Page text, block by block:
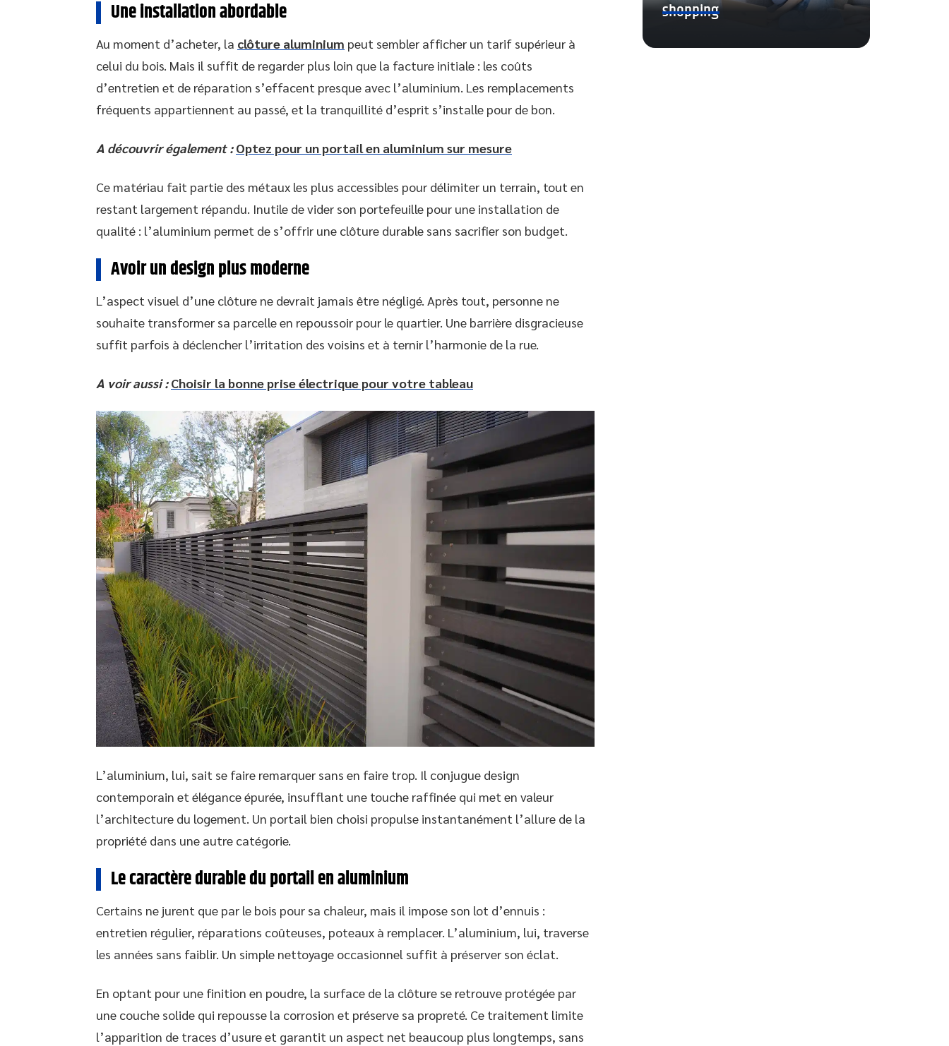
Une installation abordable
Au moment d’acheter, la clôture aluminium peut sembler afficher un tarif supérieur à
celui du bois. Mais il suffit de regarder plus loin que la facture initiale : les coûts
d’entretien et de réparation s’effacent presque avec l’aluminium. Les remplacements
fréquents appartiennent au passé, et la tranquillité d’esprit s’installe pour de bon.
A découvrir également : Optez pour un portail en aluminium sur mesure
Ce matériau fait partie des métaux les plus accessibles pour délimiter un terrain, tout en
restant largement répandu. Inutile de vider son portefeuille pour une installation de
qualité : l’aluminium permet de s’offrir une clôture durable sans sacrifier son budget.
Avoir un design plus moderne
L’aspect visuel d’une clôture ne devrait jamais être négligé. Après tout, personne ne
souhaite transformer sa parcelle en repoussoir pour le quartier. Une barrière disgracieuse
suffit parfois à déclencher l’irritation des voisins et à ternir l’harmonie de la rue.
A voir aussi : Choisir la bonne prise électrique pour votre tableau
L’aluminium, lui, sait se faire remarquer sans en faire trop. Il conjugue design
contemporain et élégance épurée, insufflant une touche raffinée qui met en valeur
l’architecture du logement. Un portail bien choisi propulse instantanément l’allure de la
propriété dans une autre catégorie.
Le caractère durable du portail en aluminium
Certains ne jurent que par le bois pour sa chaleur, mais il impose son lot d’ennuis :
entretien régulier, réparations coûteuses, poteaux à remplacer. L’aluminium, lui, traverse
les années sans faiblir. Un simple nettoyage occasionnel suffit à préserver son éclat.
En optant pour une finition en poudre, la surface de la clôture se retrouve protégée par
une couche solide qui repousse la corrosion et préserve sa propreté. Ce traitement limite
l’apparition de traces d’usure et garantit un aspect net beaucoup plus longtemps, sans
shopping